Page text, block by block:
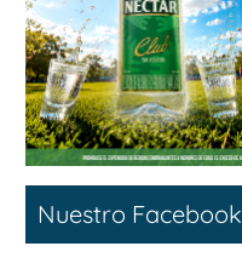
Nuestro Facebook